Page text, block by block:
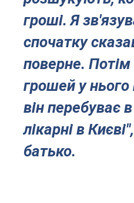
гроші. Я
спочатку
поверне.
грошей у нього
він перебуває
лікарні в
батько.